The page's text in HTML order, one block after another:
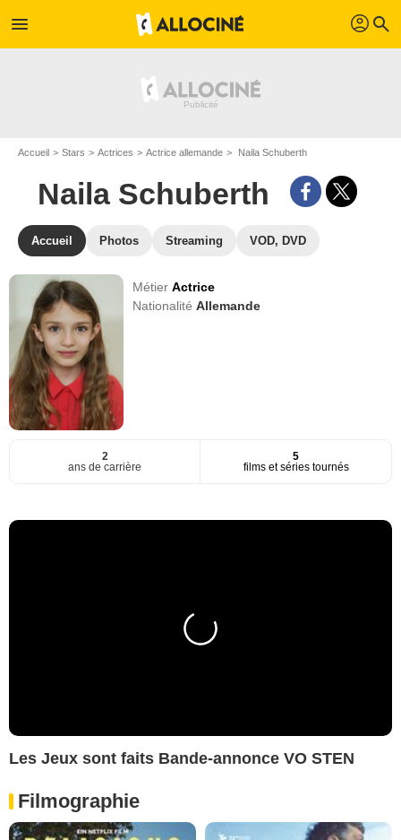
menu profil search
Accueil Stars Actrices Actrice allemande Naila Schuberth
Naila Schuberth
Accueil Photos Streaming VOD, DVD
MétierActrice
NationalitéAllemande
2
ans de carrière
5
films et séries tournés
Les Jeux sont faits Bande-annonce VO STEN
Filmographie